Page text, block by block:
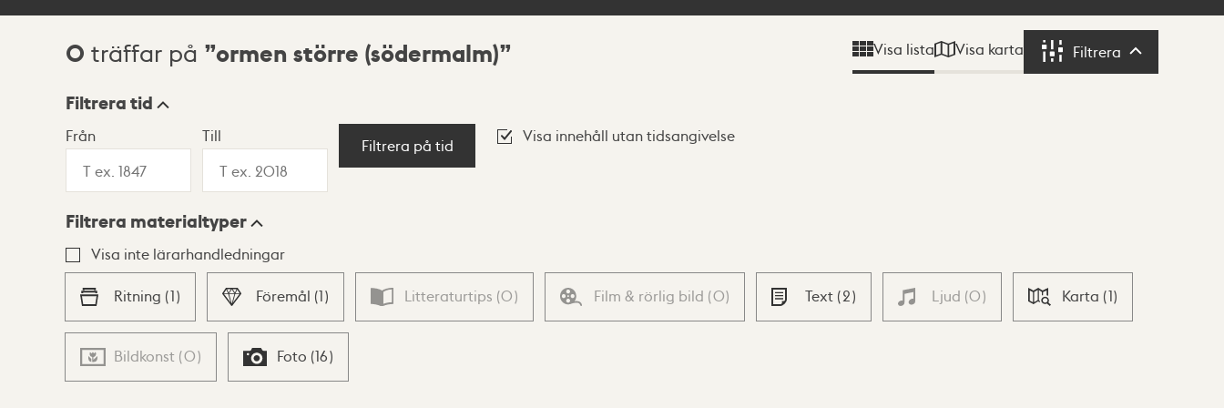
Sökresultat
0 träffar på ormen större (södermalm) Visa lista Visa karta Filtrera Filtrera
Visningsläge
Lista Karta
Filtrera tid
Från Till
Filtrera på tid
Visa innehåll utan tidsangivelse
Filtrera materialtyper
Visa inte lärarhandledningar
Ritning (1) Föremål (1) Litteraturtips (0) Film & rörlig bild (0) Text (2) Ljud (0) Karta (1)
Bildkonst (0) Foto (16)